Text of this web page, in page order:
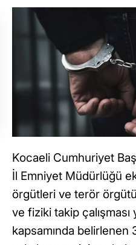
Kocaeli Cumhuriyet
İl Emniyet Müdürlüğü
örgütleri ve terör
ve fiziki takip
kapsamında belirlenen